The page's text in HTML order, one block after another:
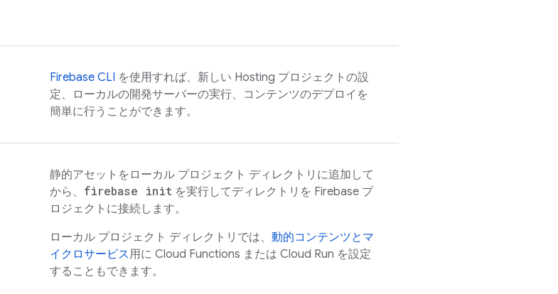
Firebase CLI を使用すれば、新しい Hosting プロジェクトの設
定、ローカルの開発サーバーの実行、コンテンツのデプロイを
簡単に行うことができます。
静的アセットをローカル プロジェクト ディレクトリに追加して
から、 firebase init を実行してディレクトリを Firebase プ
ロジェクトに接続します。
ローカル プロジェクト ディレクトリでは、 動的コンテンツとマ
イクロサービス用に Cloud Functions または Cloud Run を設定
することもできます。